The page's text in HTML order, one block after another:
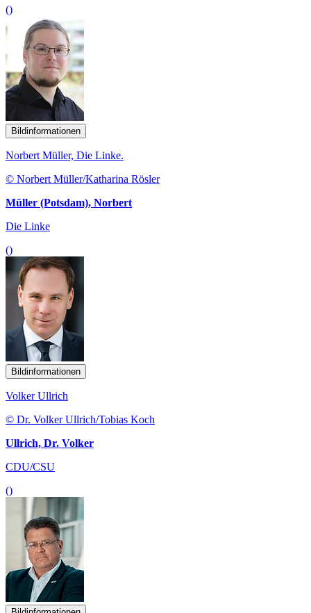
()
Bildinformationen
Norbert Müller, Die Linke.
© Norbert Müller/Katharina Rösler
Müller (Potsdam), Norbert
Die Linke
()
Bildinformationen
Volker Ullrich
© Dr. Volker Ullrich/Tobias Koch
Ullrich, Dr. Volker
CDU/CSU
()